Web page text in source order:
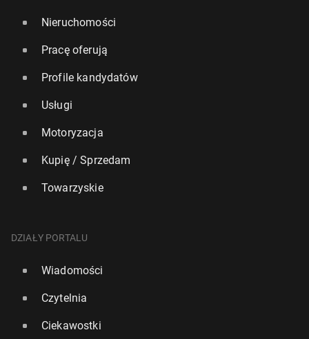
Nieruchomości
Pracę oferują
Profile kandydatów
Usługi
Motoryzacja
Kupię / Sprzedam
Towarzyskie
DZIAŁY PORTALU
Wiadomości
Czytelnia
Ciekawostki